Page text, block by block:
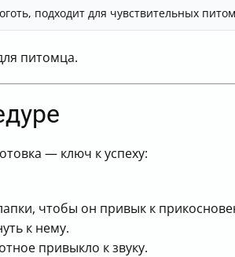
подходит для чувствительных
питомца.
— ключ к успеху:
чтобы он привык к
к нему.
привыкло к звуку.